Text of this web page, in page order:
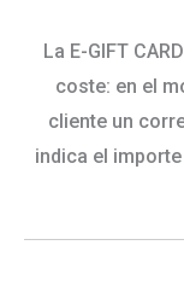
La E-GIFT
coste: en el
cliente un
indica el